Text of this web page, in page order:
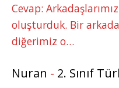
Cevap:
oluşturduk. Bir
diğerimiz o…
Nuran - 2. Sınıf